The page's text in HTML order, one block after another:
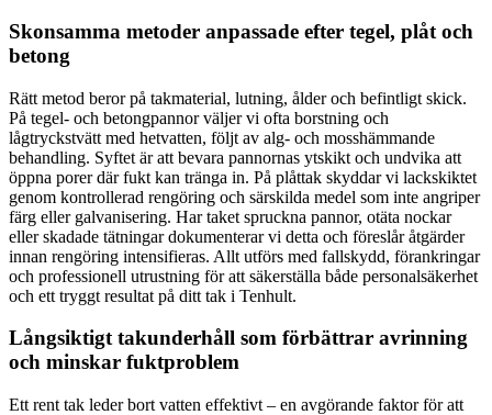
Skonsamma metoder anpassade efter tegel, plåt och
betong
Rätt metod beror på takmaterial, lutning, ålder och befintligt skick.
På tegel- och betongpannor väljer vi ofta borstning och
lågtryckstvätt med hetvatten, följt av alg- och mosshämmande
behandling. Syftet är att bevara pannornas ytskikt och undvika att
öppna porer där fukt kan tränga in. På plåttak skyddar vi lackskiktet
genom kontrollerad rengöring och särskilda medel som inte angriper
färg eller galvanisering. Har taket spruckna pannor, otäta nockar
eller skadade tätningar dokumenterar vi detta och föreslår åtgärder
innan rengöring intensifieras. Allt utförs med fallskydd, förankringar
och professionell utrustning för att säkerställa både personalsäkerhet
och ett tryggt resultat på ditt tak i Tenhult.
Långsiktigt takunderhåll som förbättrar avrinning
och minskar fuktproblem
Ett rent tak leder bort vatten effektivt – en avgörande faktor för att